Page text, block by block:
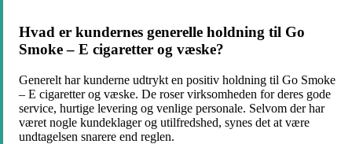
Hvad er kundernes generelle holdning til Go
Smoke – E cigaretter og væske?
Generelt har kunderne udtrykt en positiv holdning til Go Smoke
– E cigaretter og væske. De roser virksomheden for deres gode
service, hurtige levering og venlige personale. Selvom der har
været nogle kundeklager og utilfredshed, synes det at være
undtagelsen snarere end reglen.